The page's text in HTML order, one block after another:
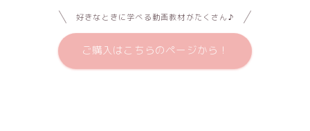
好きなときに学べる動画教材がたくさん♪
ご購入はこちらのページから！